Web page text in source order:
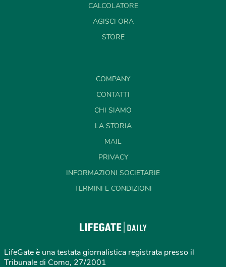
CALCOLATORE
AGISCI ORA
STORE
COMPANY
CONTATTI
CHI SIAMO
LA STORIA
MAIL
PRIVACY
INFORMAZIONI SOCIETARIE
TERMINI E CONDIZIONI
LifeGate è una testata giornalistica registrata presso il
Tribunale di Como, 27/2001